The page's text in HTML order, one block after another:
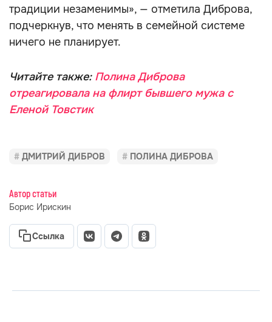
традиции незаменимы», — отметила Диброва,
подчеркнув, что менять в семейной системе
ничего не планирует.
Читайте также: Полина Диброва
отреагировала на флирт бывшего мужа с
Еленой Товстик
ДМИТРИЙ ДИБРОВ ПОЛИНА ДИБРОВА
Автор статьи
Борис Ирискин
Ссылка